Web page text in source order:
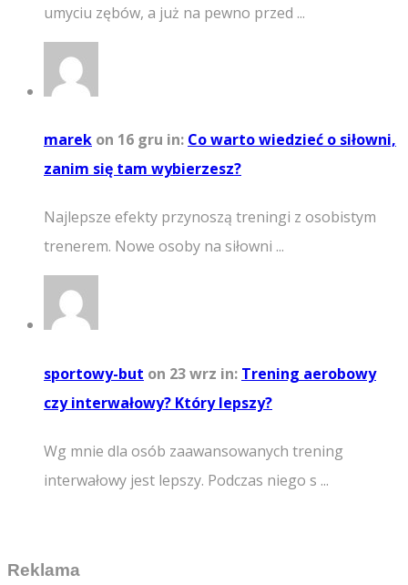
umyciu zębów, a już na pewno przed ...
marek on 16 gru in: Co warto wiedzieć o siłowni,
zanim się tam wybierzesz?
Najlepsze efekty przynoszą treningi z osobistym
trenerem. Nowe osoby na siłowni ...
sportowy-but on 23 wrz in: Trening aerobowy
czy interwałowy? Który lepszy?
Wg mnie dla osób zaawansowanych trening
interwałowy jest lepszy. Podczas niego s ...
Reklama